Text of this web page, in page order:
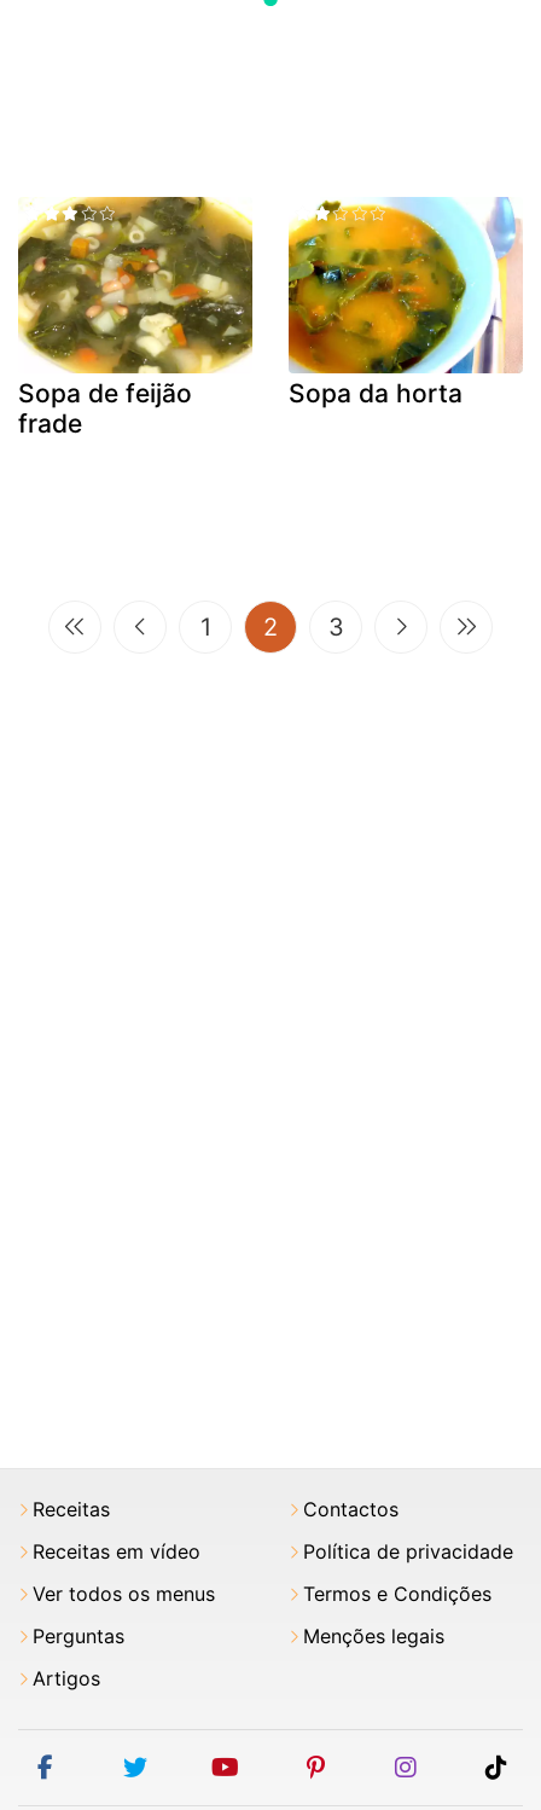
Sopa de feijão
frade
Sopa da horta
1 2 (current)
3
Receitas
Receitas em vídeo
Ver todos os menus
Perguntas
Artigos
Contactos
Política de privacidade
Termos e Condições
Menções legais
facebooktwitter youtubepinterestinstagram